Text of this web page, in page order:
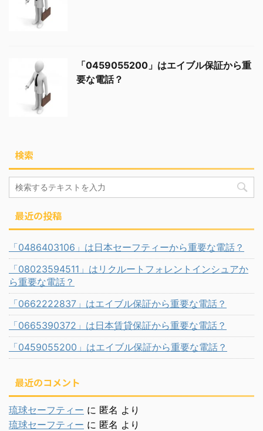
「0459055200」はエイブル保証から重
要な電話？
検索
最近の投稿
「0486403106」は日本セーフティーから重要な電話？
「08023594511」はリクルートフォレントインシュアか
ら重要な電話？
「0662222837」はエイブル保証から重要な電話？
「0665390372」は日本賃貸保証から重要な電話？
「0459055200」はエイブル保証から重要な電話？
最近のコメント
琉球セーフティー に 匿名 より
琉球セーフティー に 匿名 より